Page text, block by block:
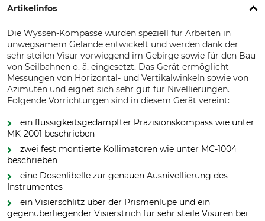
Artikelinfos
Die Wyssen-Kompasse wurden speziell für Arbeiten in
unwegsamem Gelände entwickelt und werden dank der
sehr steilen Visur vorwiegend im Gebirge sowie für den Bau
von Seilbahnen o. ä. eingesetzt. Das Gerät ermöglicht
Messungen von Horizontal- und Vertikalwinkeln sowie von
Azimuten und eignet sich sehr gut für Nivellierungen.
Folgende Vorrichtungen sind in diesem Gerät vereint:
ein flüssigkeitsgedämpfter Präzisionskompass wie unter
MK-2001 beschrieben
zwei fest montierte Kollimatoren wie unter MC-1004
beschrieben
eine Dosenlibelle zur genauen Ausnivellierung des
Instrumentes
ein Visierschlitz über der Prismenlupe und ein
gegenüberliegender Visierstrich für sehr steile Visuren bei